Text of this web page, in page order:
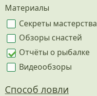
Материалы
Секреты мастерства
Обзоры снастей
Отчёты о рыбалке
Видеообзоры
Способ ловли